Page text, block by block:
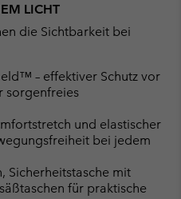
LICHT
die Sichtbarkeit bei
– effektiver Schutz vor
sorgenfreies
und elastischer
bei jedem
Sicherheitstasche mit
für praktische